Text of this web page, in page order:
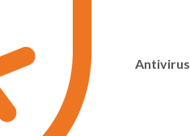
Antivirus